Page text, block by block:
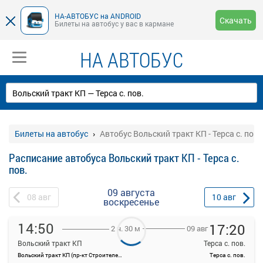
НА-АВТОБУС на ANDROID
Билеты на автобус у вас в кармане
Скачать
НА АВТОБУС
Билеты на автобус Автобус Вольский тракт КП - Терса с. пов.
Расписание автобуса Вольский тракт КП - Терса с.
пов.
08 авг 09 августа
воскресенье 10авг
14:50
Вольский тракт КП
Вольский тракт КП (пр-кт Строителей, 84А)
2 ч. 30 м 09 авг 17:20
Терса с. пов.
Терса с. пов.